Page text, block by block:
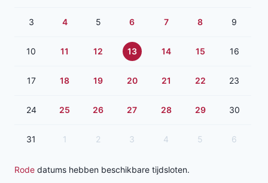
3 4 5 6 7 8 9
10 11 12 13 14 15 16
17 18 19 20 21 22 23
24 25 26 27 28 29 30
31 1 2 3 4 5 6
Rode datums hebben beschikbare tijdsloten.